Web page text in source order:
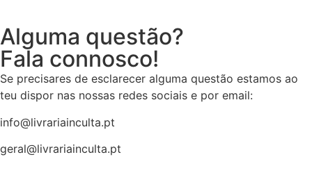
Alguma questão?
Fala connosco!
Se precisares de esclarecer alguma questão estamos ao
teu dispor nas nossas redes sociais e por email:
info@livrariainculta.pt
geral@livrariainculta.pt